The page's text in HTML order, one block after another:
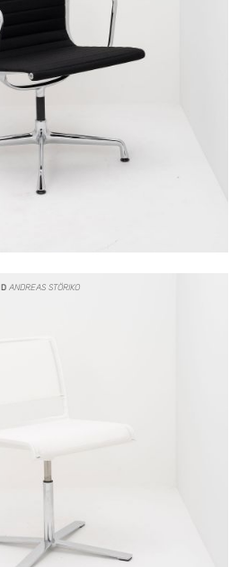
DANDREAS STÖRIKO